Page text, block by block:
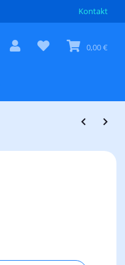
Kontakt
0,00 €